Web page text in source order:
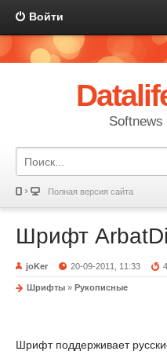
Войти
Softnews
Полная версия сайта
Шрифт ArbatDi
joKer 20-09-2011, 11:33
Шрифты » Рукописные
Шрифт поддерживает